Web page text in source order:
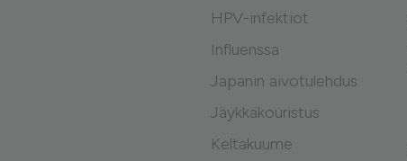
HPV-infektiot
Influenssa
Japanin aivotulehdus
Jäykkäkouristus
Keltakuume